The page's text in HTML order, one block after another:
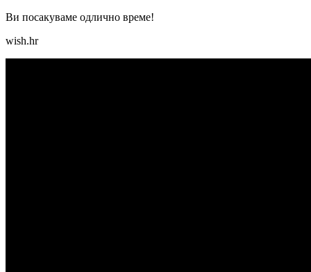
Ви посакуваме одлично време!
wish.hr